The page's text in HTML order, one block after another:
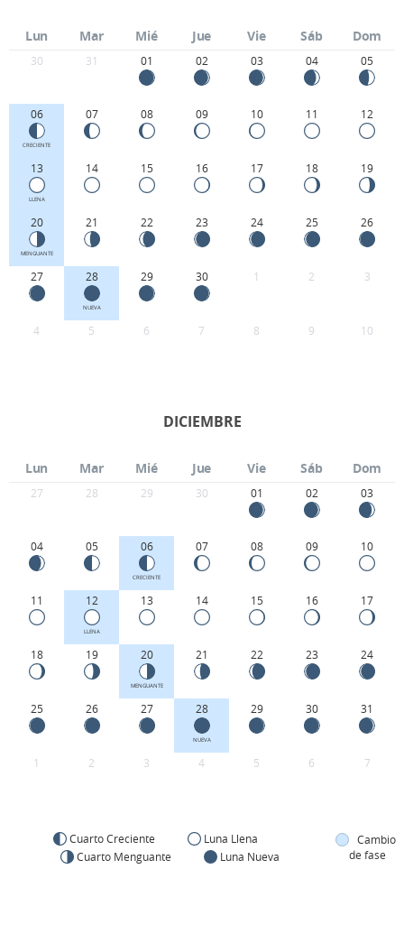
Lun Mar Mié Jue Vie Sáb Dom
30 31 01 02 03 04 05
06
CRECIENTE
07 08 09 10 11 12
13
LLENA
14 15 16 17 18 19
20
MENGUANTE
21 22 23 24 25 26
27 28
NUEVA
29 30 1 2 3
4 5 6 7 8 9 10
DICIEMBRE
Lun Mar Mié Jue Vie Sáb Dom
27 28 29 30 01 02 03
04 05 06
CRECIENTE
07 08 09 10
11 12
LLENA
13 14 15 16 17
18 19 20
MENGUANTE
21 22 23 24
25 26 27 28
NUEVA
29 30 31
1 2 3 4 5 6 7
Cuarto Creciente
Luna Llena
Cuarto Menguante
Luna Nueva
Cambio
de fase